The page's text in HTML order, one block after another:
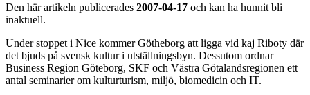
Den här artikeln publicerades 2007-04-17 och kan ha hunnit bli
inaktuell.
Under stoppet i Nice kommer Götheborg att ligga vid kaj Riboty där
det bjuds på svensk kultur i utställningsbyn. Dessutom ordnar
Business Region Göteborg, SKF och Västra Götalandsregionen ett
antal seminarier om kulturturism, miljö, biomedicin och IT.